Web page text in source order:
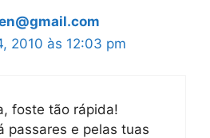
2010 às 12:03 pm
foste tão rápida!
passares e pelas tuas